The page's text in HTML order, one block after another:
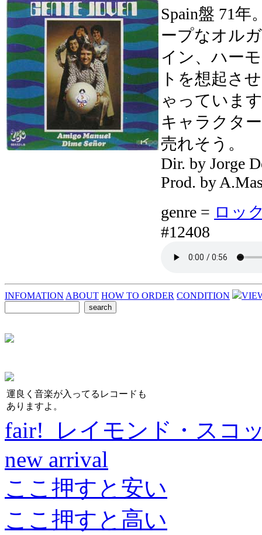
Spain盤 71
ープなオル
イン、ハー
トを想起さ
ゃっていま
キャラクタ
売れそう。
Dir. by Jorge
Prod. by
genre = ロッ
#12408
INFOMATION ABOUT HOW TO ORDER CONDITION
運良く音楽が入ってるレコードも
ありますよ。
fair! レイモンド・スコ
new arrival
ここ押すと安い
ここ押すと高い